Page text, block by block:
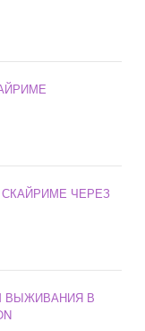
ЧЕРЕЗ
ВЫЖИВАНИЯ В